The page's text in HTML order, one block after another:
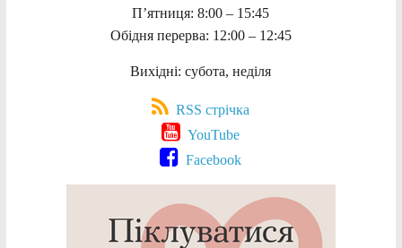
П’ятниця: 8:00 – 15:45
Обідня перерва: 12:00 – 12:45
Вихідні: субота, неділя
RSS стрічка
YouTube
Facebook